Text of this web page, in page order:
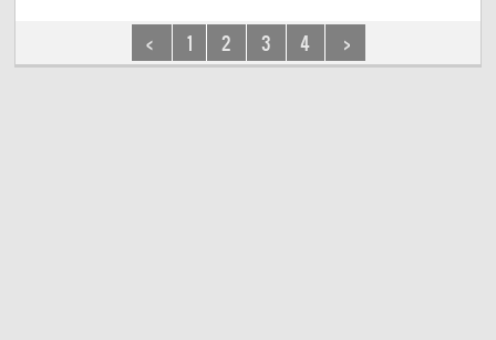
< 1 2 3 4 >